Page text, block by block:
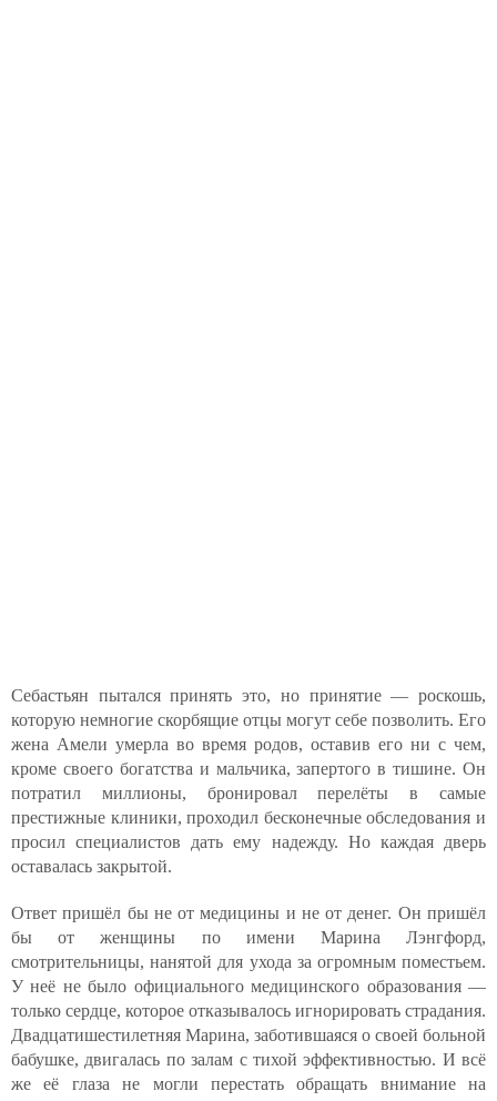
Себастьян пытался принять это, но принятие — роскошь,
которую немногие скорбящие отцы могут себе позволить. Его
жена Амели умерла во время родов, оставив его ни с чем,
кроме своего богатства и мальчика, запертого в тишине. Он
потратил миллионы, бронировал перелёты в самые
престижные клиники, проходил бесконечные обследования и
просил специалистов дать ему надежду. Но каждая дверь
оставалась закрытой.
Ответ пришёл бы не от медицины и не от денег. Он пришёл
бы от женщины по имени Марина Лэнгфорд,
смотрительницы, нанятой для ухода за огромным поместьем.
У неё не было официального медицинского образования —
только сердце, которое отказывалось игнорировать страдания.
Двадцатишестилетняя Марина, заботившаяся о своей больной
бабушке, двигалась по залам с тихой эффективностью. И всё
же её глаза не могли перестать обращать внимание на